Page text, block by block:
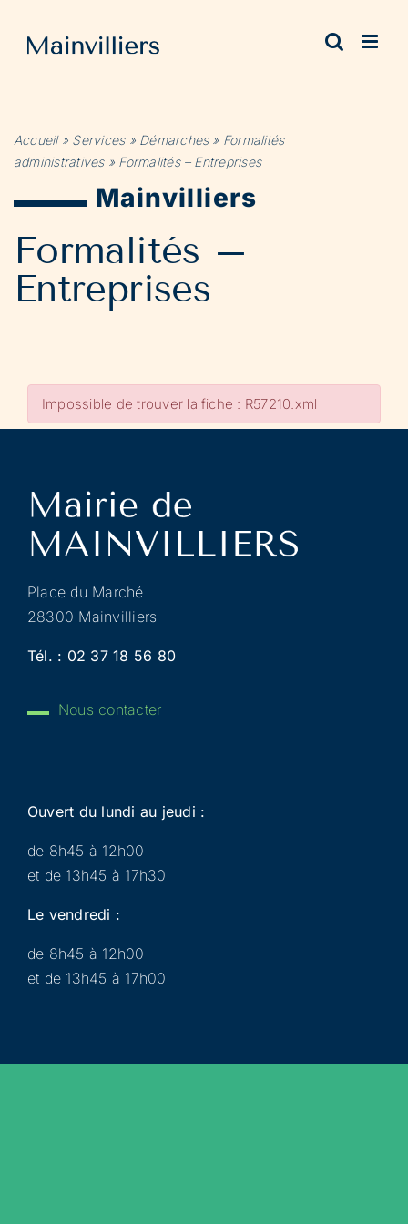
contenu
Accueil» Services» Démarches» Formalités
administratives» Formalités – Entreprises
Mainvilliers
Formalités –
Entreprises
Impossible de trouver la fiche : R57210.xml
Place du Marché
28300 Mainvilliers
Tél. : 02 37 18 56 80
Nous contacter
Ouvert du lundi au jeudi :
de 8h45 à 12h00
et de 13h45 à 17h30
Le vendredi :
de 8h45 à 12h00
et de 13h45 à 17h00